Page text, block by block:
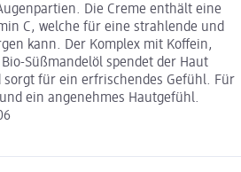
Die Creme enthält eine
C, welche für eine strahlende und
kann. Der Komplex mit Koffein,
Süßmandelöl spendet der Haut
für ein erfrischendes Gefühl. Für
ein angenehmes Hautgefühl.